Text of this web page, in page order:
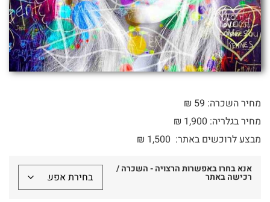
מחיר השכרה: 59 ₪
מחיר בגלריה: 1,900 ₪
מבצע לרוכשים באתר:
₪ 1,500
אנא בחרו באפשרות הרצויה - השכרה /
רכישה באתר